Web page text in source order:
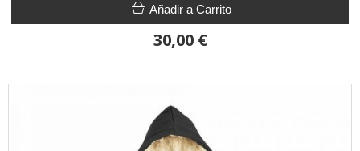
Añadir a Carrito
30,00 €